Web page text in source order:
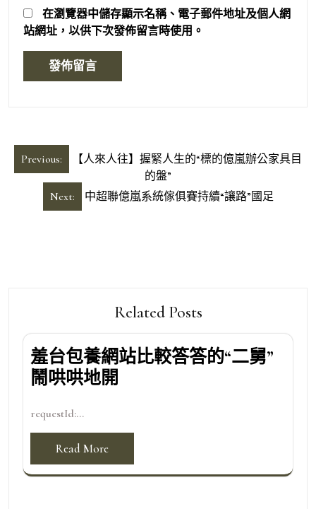
在瀏覽器中儲存顯示名稱、電子郵件地址及個人網
站網址，以供下次發佈留言時使用。
文
章
Previous:
【人來人往】握緊人生的“標的億嵐辦公家具目
的盤”
Next:
中超聯億嵐系統傢俱賽持續“讓路”國足
Related Posts
羞台包養網站比較答答的“二舅”
鬧哄哄地開
requestId:...
Read More